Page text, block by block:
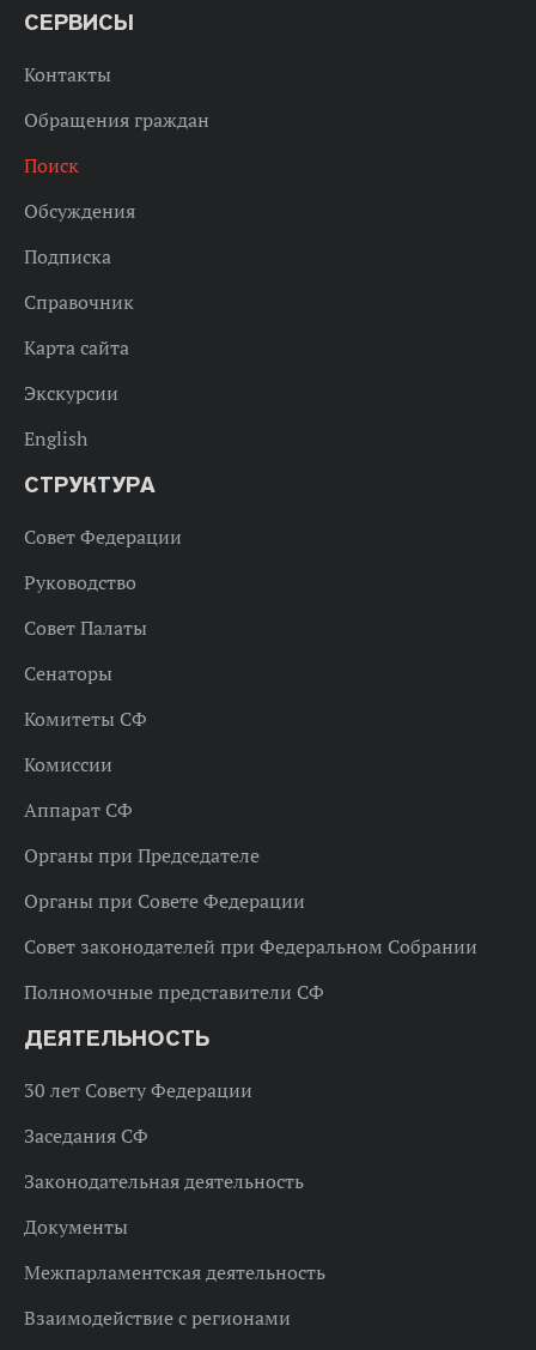
СЕРВИСЫ
Контакты
Обращения граждан
Поиск
Обсуждения
Подписка
Справочник
Карта сайта
Экскурсии
English
СТРУКТУРА
Совет Федерации
Руководство
Совет Палаты
Сенаторы
Комитеты СФ
Комиссии
Аппарат СФ
Органы при Председателе
Органы при Совете Федерации
Совет законодателей при Федеральном Собрании
Полномочные представители СФ
ДЕЯТЕЛЬНОСТЬ
30 лет Совету Федерации
Заседания СФ
Законодательная деятельность
Документы
Межпарламентская деятельность
Взаимодействие с регионами